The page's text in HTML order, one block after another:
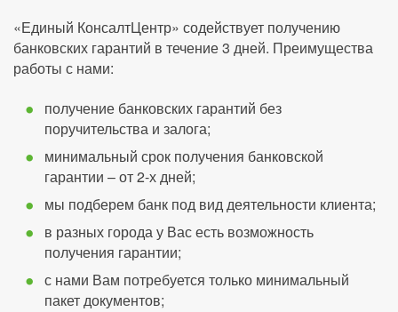
«Единый КонсалтЦентр» содействует получению
банковских гарантий в течение 3 дней. Преимущества
работы с нами:
получение банковских гарантий без
поручительства и залога;
минимальный срок получения банковской
гарантии – от 2-х дней;
мы подберем банк под вид деятельности клиента;
в разных города у Вас есть возможность
получения гарантии;
с нами Вам потребуется только минимальный
пакет документов;